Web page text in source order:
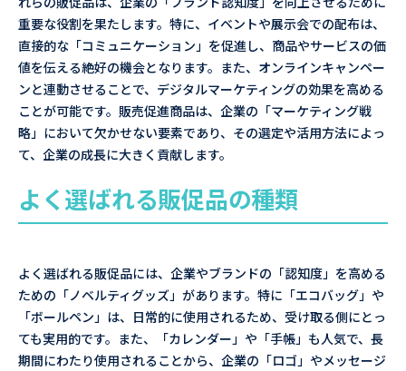
重要な役割を果たします。特に、イベントや展示会での配布は、
直接的な「コミュニケーション」を促進し、商品やサービスの価
値を伝える絶好の機会となります。また、オンラインキャンペー
ンと連動させることで、デジタルマーケティングの効果を高める
ことが可能です。販売促進商品は、企業の「マーケティング戦
略」において欠かせない要素であり、その選定や活用方法によっ
て、企業の成長に大きく貢献します。
よく選ばれる販促品の種類
よく選ばれる販促品には、企業やブランドの「認知度」を高める
ための「ノベルティグッズ」があります。特に「エコバッグ」や
「ボールペン」は、日常的に使用されるため、受け取る側にとっ
ても実用的です。また、「カレンダー」や「手帳」も人気で、長
期間にわたり使用されることから、企業の「ロゴ」やメッセージ